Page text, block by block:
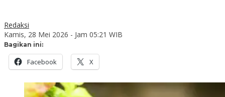
Redaksi
Kamis, 28 Mei 2026 - Jam 05:21 WIB
Bagikan ini:
Facebook X